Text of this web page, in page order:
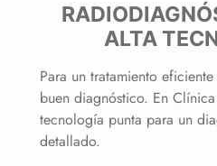
ALTA
Para un tratamiento
buen diagnóstico. En
tecnología punta para un
detallado.